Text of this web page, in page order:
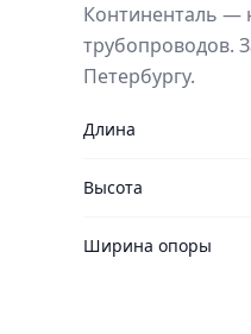
Континенталь —
трубопроводов.
Петербургу.
Длина
Высота
Ширина опоры